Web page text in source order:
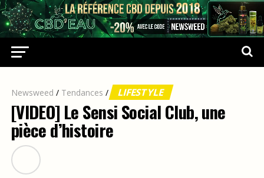
Newsweed / Tendances / LIFESTYLE
[VIDEO] Le Sensi Social Club, une
pièce d’histoire